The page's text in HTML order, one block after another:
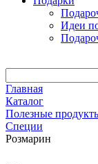
Идеи
Главная
Каталог
Полезные
Специи
Розмарин